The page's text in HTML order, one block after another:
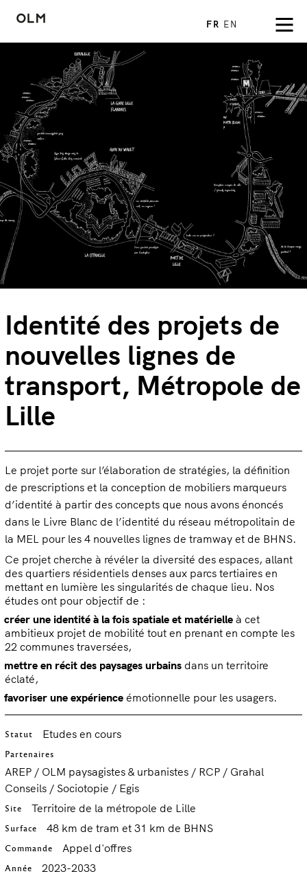
FR EN
Identité des projets de
nouvelles lignes de
transport, Métropole de
Lille
Le projet porte sur l’élaboration de stratégies, la définition
de prescriptions et la conception de mobiliers marqueurs
d’identité à partir des concepts que nous avons énoncés
dans le Livre Blanc de l’identité du réseau métropolitain de
la MEL pour les 4 nouvelles lignes de tramway et de BHNS.
Ce projet cherche à révéler la diversité des espaces, allant
des quartiers résidentiels denses aux parcs tertiaires en
mettant en lumière les singularités de chaque lieu. Nos
études ont pour objectif de :
créer une identité à la fois spatiale et matérielle à cet
ambitieux projet de mobilité tout en prenant en compte les
22 communes traversées,
mettre en récit des paysages urbains dans un territoire
éclaté,
favoriser une expérience émotionnelle pour les usagers.
Statut Etudes en cours
Partenaires
AREP / OLM paysagistes & urbanistes / RCP / Grahal
Conseils / Sociotopie / Egis
Site Territoire de la métropole de Lille
Surface 48 km de tram et 31 km de BHNS
Commande Appel d'offres
Année 2023-2033